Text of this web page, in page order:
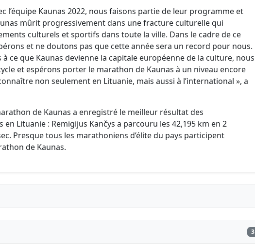
l’équipe Kaunas 2022, nous faisons partie de leur programme et
mûrit progressivement dans une fracture culturelle qui
culturels et sportifs dans toute la ville. Dans le cadre de ce
et ne doutons pas que cette année sera un record pour nous.
ce que Kaunas devienne la capitale européenne de la culture, nous
et espérons porter le marathon de Kaunas à un niveau encore
non seulement en Lituanie, mais aussi à l’international », a
de Kaunas a enregistré le meilleur résultat des
Lituanie : Remigijus Kančys a parcouru les 42,195 km en 2
Presque tous les marathoniens d’élite du pays participent
de Kaunas.
3